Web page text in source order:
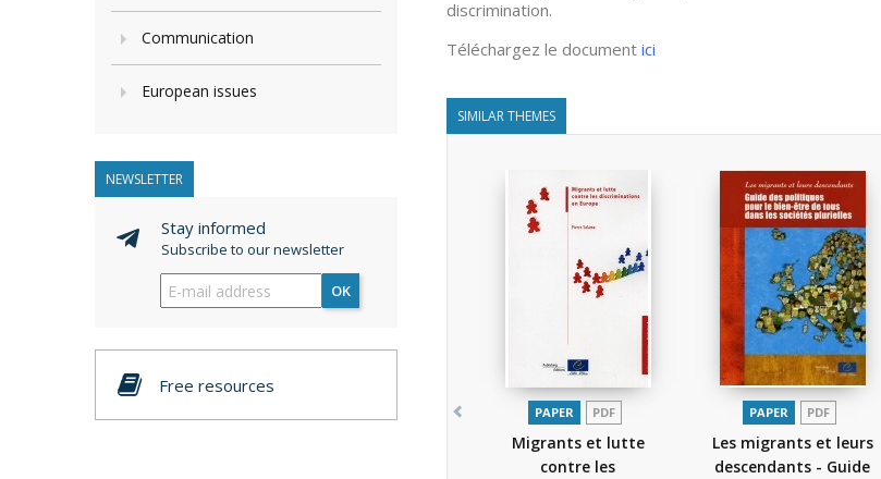
Communication
European issues
NEWSLETTER
Stay informed
Subscribe to our newsletter
OK
Free resources
discrimination.
Téléchargez le document ici
SIMILAR THEMES
PAPER PDF
Migrants et lutte
contre les
PAPER PDF
Les migrants et leurs
descendants - Guide